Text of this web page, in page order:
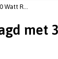
3500 Watt RMS
met